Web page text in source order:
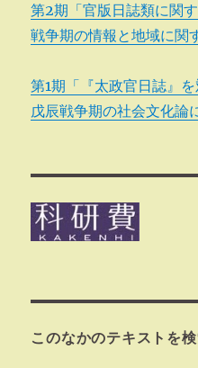
第2期「官版日誌類に関
戦争期の情報と地域に関
第1期「『太政官日誌』
戊辰戦争期の社会文化論
このなかのテキストを